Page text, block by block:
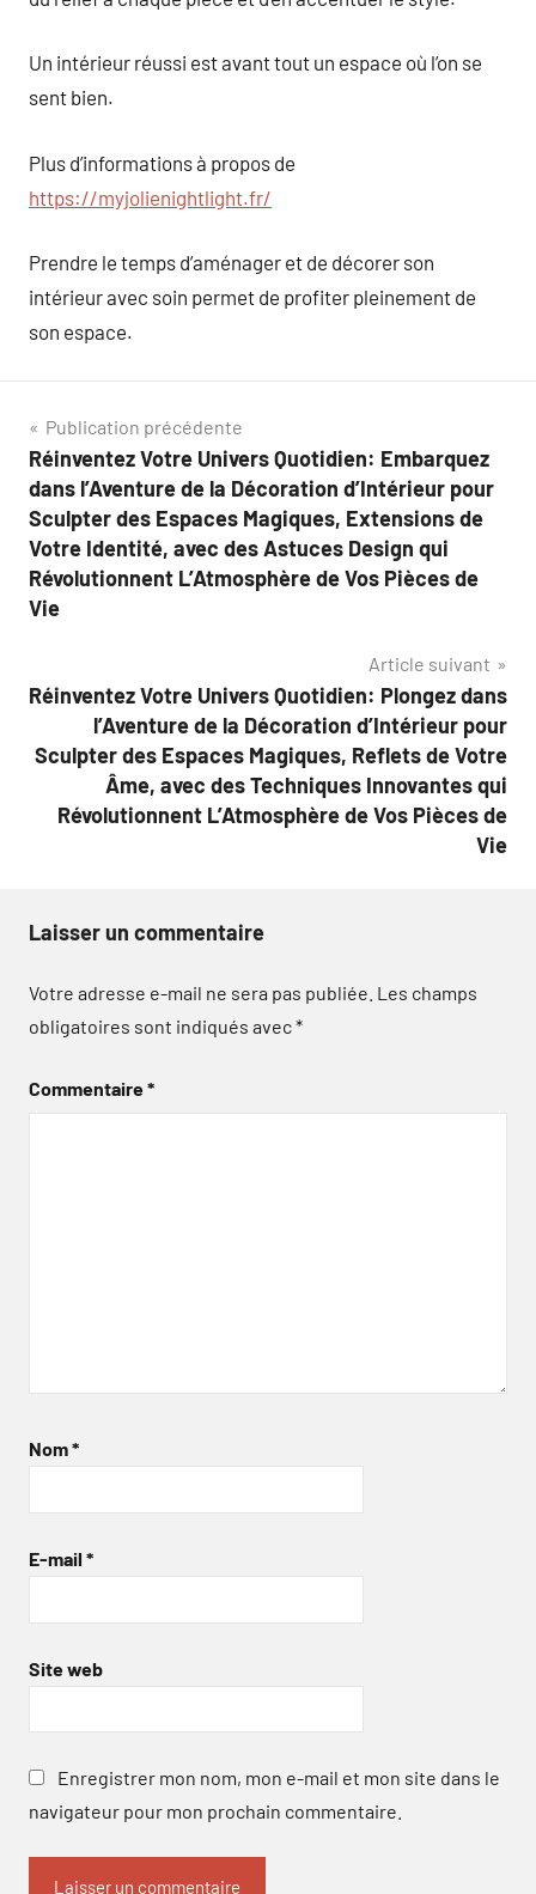
Un intérieur réussi est avant tout un espace où l’on se
sent bien.
Plus d’informations à propos de
https://myjolienightlight.fr/
Prendre le temps d’aménager et de décorer son
intérieur avec soin permet de profiter pleinement de
son espace.
Navigation
de
l’article
Publication précédente
Réinventez Votre Univers Quotidien: Embarquez
dans l’Aventure de la Décoration d’Intérieur pour
Sculpter des Espaces Magiques, Extensions de
Votre Identité, avec des Astuces Design qui
Révolutionnent L’Atmosphère de Vos Pièces de
Vie
Article suivant
Réinventez Votre Univers Quotidien: Plongez dans
l’Aventure de la Décoration d’Intérieur pour
Sculpter des Espaces Magiques, Reflets de Votre
Âme, avec des Techniques Innovantes qui
Révolutionnent L’Atmosphère de Vos Pièces de
Vie
Laisser un commentaire
Votre adresse e-mail ne sera pas publiée. Les champs
obligatoires sont indiqués avec*
Commentaire*
Nom*
E-mail *
Site web
Enregistrer mon nom, mon e-mail et mon site dans le
navigateur pour mon prochain commentaire.